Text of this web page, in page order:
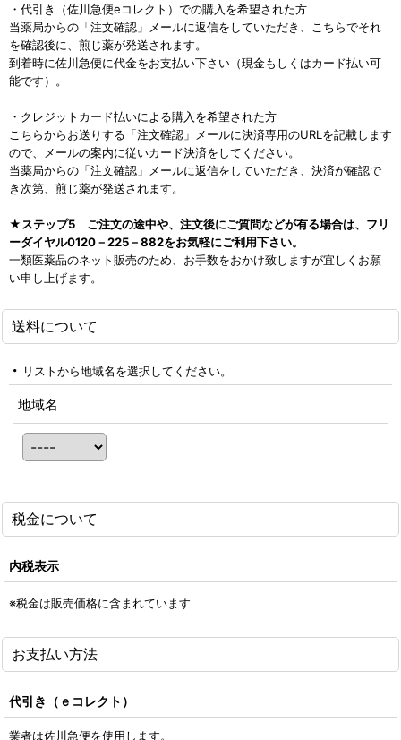
・代引き（佐川急便eコレクト）での購入を希望された方
当薬局からの「注文確認」メールに返信をしていただき、こちらでそれ
を確認後に、煎じ薬が発送されます。
到着時に佐川急便に代金をお支払い下さい（現金もしくはカード払い可
能です）。
・クレジットカード払いによる購入を希望された方
こちらからお送りする「注文確認」メールに決済専用のURLを記載します
ので、メールの案内に従いカード決済をしてください。
当薬局からの「注文確認」メールに返信をしていただき、決済が確認で
き次第、煎じ薬が発送されます。
★ステップ5 ご注文の途中や、注文後にご質問などが有る場合は、フリ
ーダイヤル0120－225－882をお気軽にご利用下さい。
一類医薬品のネット販売のため、お手数をおかけ致しますが宜しくお願
い申し上げます。
送料について
リストから地域名を選択してください。
地域名
税金について
内税表示
※税金は販売価格に含まれています
お支払い方法
代引き（ｅコレクト）
業者は佐川急便を使用します。